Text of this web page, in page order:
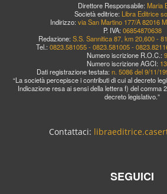
Direttore Responsabile: Maria
Società editrice: Libra Editrice
Indirizzo: via San Martino 177/A 82016
P. IVA: 06854870638
Redazione: S.S. Sannitica 87, km 20,600 -
Tel.: 0823.581055 - 0823.581005 -
Numero iscrizione R.O.C.:
Numero iscrizione AGCI:
Dati registrazione testata: n. 5086 del 9/11/
“La società percepisce i contributi di cui al decreto
Indicazione resa ai sensi della lettera f) del comma
decreto legislativo.”
Contattaci:
SEGUICI